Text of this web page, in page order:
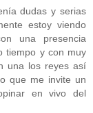
dudas y serias
estoy viendo
una presencia
tiempo y con muy
una los reyes así
que me invite un
en vivo del